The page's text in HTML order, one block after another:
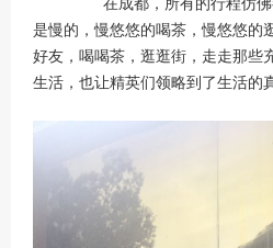
是慢的，慢悠悠的喝茶，慢悠悠的
好友，喝喝茶，逛逛街，走走那些
生活，也让精英们领略到了生活的